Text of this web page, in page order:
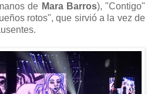
de Mara Barros), "Contigo"
rotos", que sirvió a la vez de